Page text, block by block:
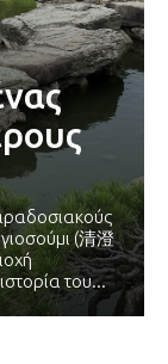
(清澄
του...